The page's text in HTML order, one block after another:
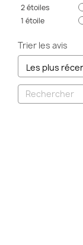
2étoiles
1 étoile
Trier les avis